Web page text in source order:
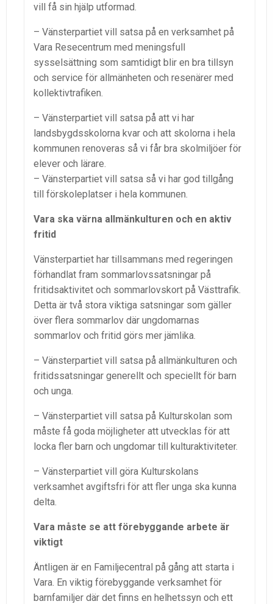
vill få sin hjälp utformad.
– Vänsterpartiet vill satsa på en verksamhet på
Vara Resecentrum med meningsfull
sysselsättning som samtidigt blir en bra tillsyn
och service för allmänheten och resenärer med
kollektivtrafiken.
– Vänsterpartiet vill satsa på att vi har
landsbygdsskolorna kvar och att skolorna i hela
kommunen renoveras så vi får bra skolmiljöer för
elever och lärare.
– Vänsterpartiet vill satsa så vi har god tillgång
till förskoleplatser i hela kommunen.
Vara ska värna allmänkulturen och en aktiv
fritid
Vänsterpartiet har tillsammans med regeringen
förhandlat fram sommarlovssatsningar på
fritidsaktivitet och sommarlovskort på Västtrafik.
Detta är två stora viktiga satsningar som gäller
över flera sommarlov där ungdomarnas
sommarlov och fritid görs mer jämlika.
– Vänsterpartiet vill satsa på allmänkulturen och
fritidssatsningar generellt och speciellt för barn
och unga.
– Vänsterpartiet vill satsa på Kulturskolan som
måste få goda möjligheter att utvecklas för att
locka fler barn och ungdomar till kulturaktiviteter.
– Vänsterpartiet vill göra Kulturskolans
verksamhet avgiftsfri för att fler unga ska kunna
delta.
Vara måste se att förebyggande arbete är
viktigt
Äntligen är en Familjecentral på gång att starta i
Vara. En viktig förebyggande verksamhet för
barnfamiljer där det finns en helhetssyn och ett